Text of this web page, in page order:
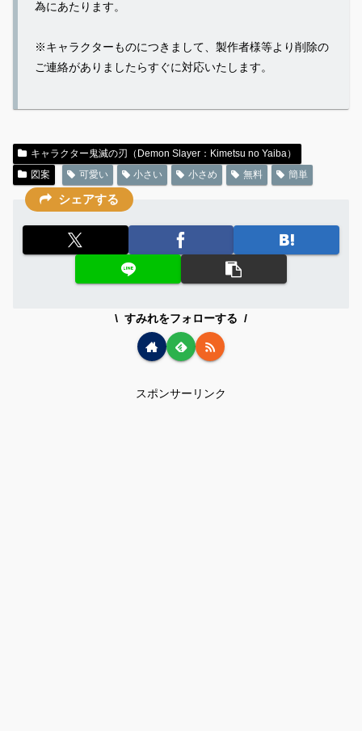
為にあたります。
※キャラクターものにつきまして、製作者様等より削除の
ご連絡がありましたらすぐに対応いたします。
キャラクター鬼滅の刃（Demon Slayer：Kimetsu no Yaiba）
図案
可愛い 小さい 小さめ 無料 簡単
シェアする
すみれをフォローする
スポンサーリンク